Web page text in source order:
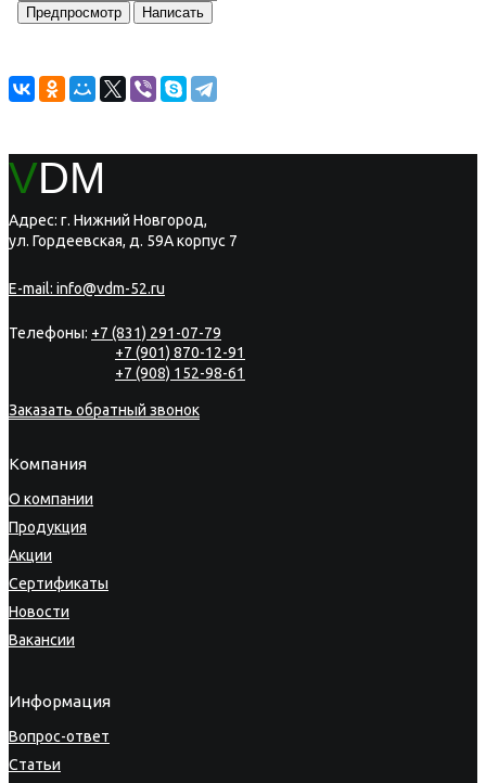
VDM
Адрес: г. Нижний Новгород,
ул. Гордеевская, д. 59А корпус 7
E-mail: info@vdm-52.ru
Телефоны: +7 (831) 291-07-79
+7 (901) 870-12-91
+7 (908) 152-98-61
Заказать обратный звонок
Компания
О компании
Продукция
Акции
Сертификаты
Новости
Вакансии
Информация
Вопрос-ответ
Статьи